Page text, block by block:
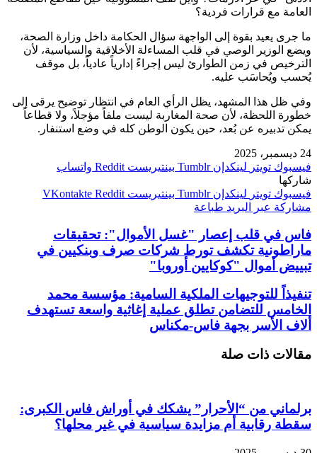
العامة مع قرارات فردية؟
ما جرى يعيد بقوة إلى الواجهة سؤال الحكامة داخل وزارة الصحة،
ويضع الوزير الوصي في قلب المساءلة الأخلاقية والسياسية، لأن
الترخيص في زمن الطوارئ ليس إجراءً إدارياً عادياً، بل موقف
يُحسب ويُحاسَب عليه.
وفي ظل هذا المشهد، يظل الرأي العام في انتظار توضيح يرقى إلى
خطورة اللحظة، لأن صحة المغاربة ليست ملفاً مؤجلاً، ولا قطاعاً
يمكن تدبيره عن بُعد، حين يكون الوطن كله في وضع استنفار.
24 ديسمبر، 2025
فيسبوك تويتر لينكدإن بينتيريست
واتساب
شاركها
فيسبوك تويتر لينكدإن بينتيريست
مشاركة عبر البريد طباعة
فاس في قلب إعصار "غسل الأموال": تحقيقات
ماراطونية تكشف تورط شركات صرف وبنكيين في
تبييض أموال "كوكايين أوروبا"
تنفيذاً للتوجيهات الملكية السامية: مؤسسة محمد
الخامس للتضامن تطلق عملية إغاثية واسعة تستهدف
ألاف الأسر بجهة فاس-مكناس
مقالات ذات صلة
برلماني من “الأحرار” يشكك في أوراش فاس الكبرى:
سقطة رقابية أم مزايدة سياسية في غير محلها؟